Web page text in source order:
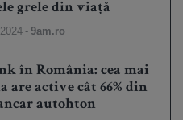
grele din viață
-9am.ro
în România: cea mai
are active cât 66% din
autohton